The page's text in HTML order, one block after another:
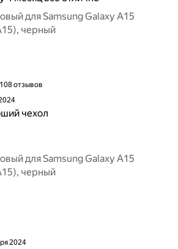
для Samsung Galaxy A15
черный
108 отзывов
чехол
для Samsung Galaxy A15
черный
2024